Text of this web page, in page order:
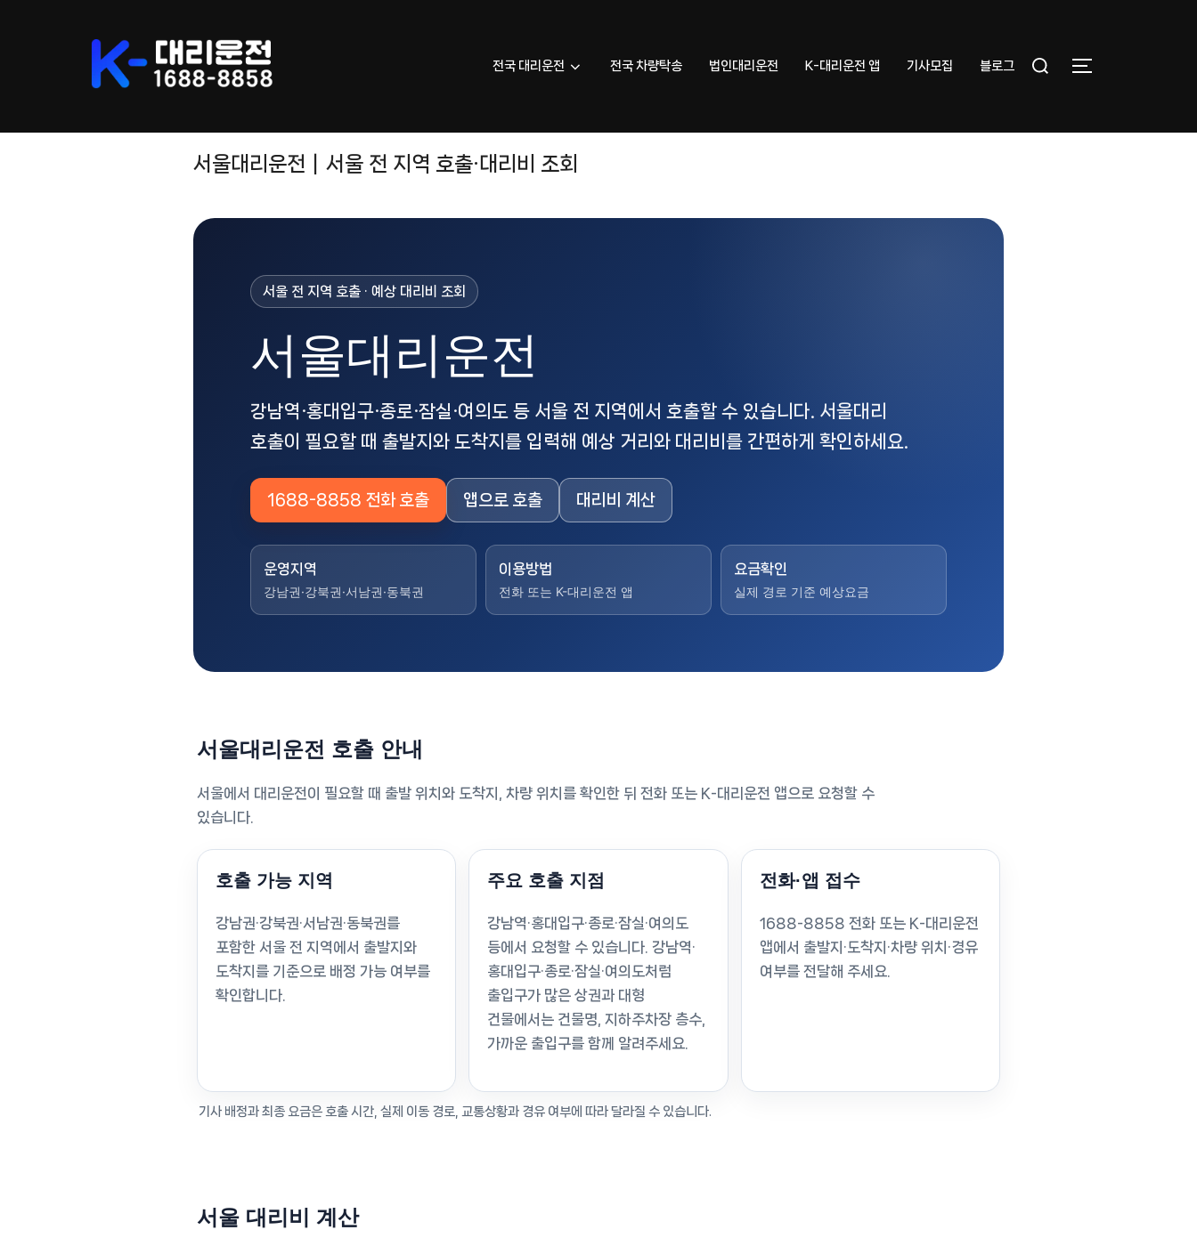
전국 대리운전 전국 차량탁송 법인대리운전 K-대리운전 앱 기사모집 블로그
Search
TOGGLE
서울대리운전｜서울 전 지역 호출·대리비 조회
서울 전 지역 호출 · 예상 대리비 조회
서울대리운전
강남역·홍대입구·종로·잠실·여의도 등 서울 전 지역에서 호출할 수 있습니다. 서울대리
호출이 필요할 때 출발지와 도착지를 입력해 예상 거리와 대리비를 간편하게 확인하세요.
1688-8858 전화 호출 앱으로 호출 대리비 계산
운영지역
강남권·강북권·서남권·동북권
이용방법
전화 또는 K-대리운전 앱
요금확인
실제 경로 기준 예상요금
서울대리운전 호출 안내
서울에서 대리운전이 필요할 때 출발 위치와 도착지, 차량 위치를 확인한 뒤 전화 또는 K-대리운전 앱으로 요청할 수
있습니다.
호출 가능 지역
강남권·강북권·서남권·동북권를
포함한 서울 전 지역에서 출발지와
도착지를 기준으로 배정 가능 여부를
확인합니다.
주요 호출 지점
강남역·홍대입구·종로·잠실·여의도
등에서 요청할 수 있습니다. 강남역·
홍대입구·종로·잠실·여의도처럼
출입구가 많은 상권과 대형
건물에서는 건물명, 지하주차장 층수,
가까운 출입구를 함께 알려주세요.
전화·앱 접수
1688-8858 전화 또는 K-대리운전
앱에서 출발지·도착지·차량 위치·경유
여부를 전달해 주세요.
기사 배정과 최종 요금은 호출 시간, 실제 이동 경로, 교통상황과 경유 여부에 따라 달라질 수 있습니다.
서울 대리비 계산